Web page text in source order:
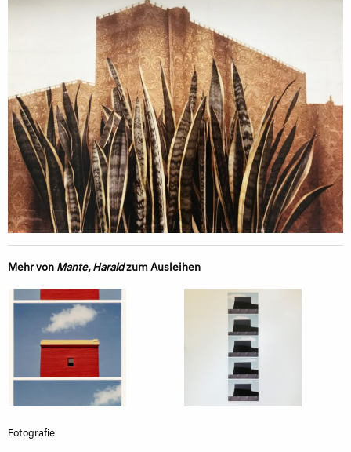
Mehr vonMante, Haraldzum Ausleihen
Fotografie